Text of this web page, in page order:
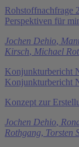
Rohstoffnachfrage
Perspektiven für
Jochen Dehio,
Kirsch, Michael
Konjunkturbericht
Konjunkturbericht
Konzept zur
Jochen Dehio,
Rothgang, Torsten